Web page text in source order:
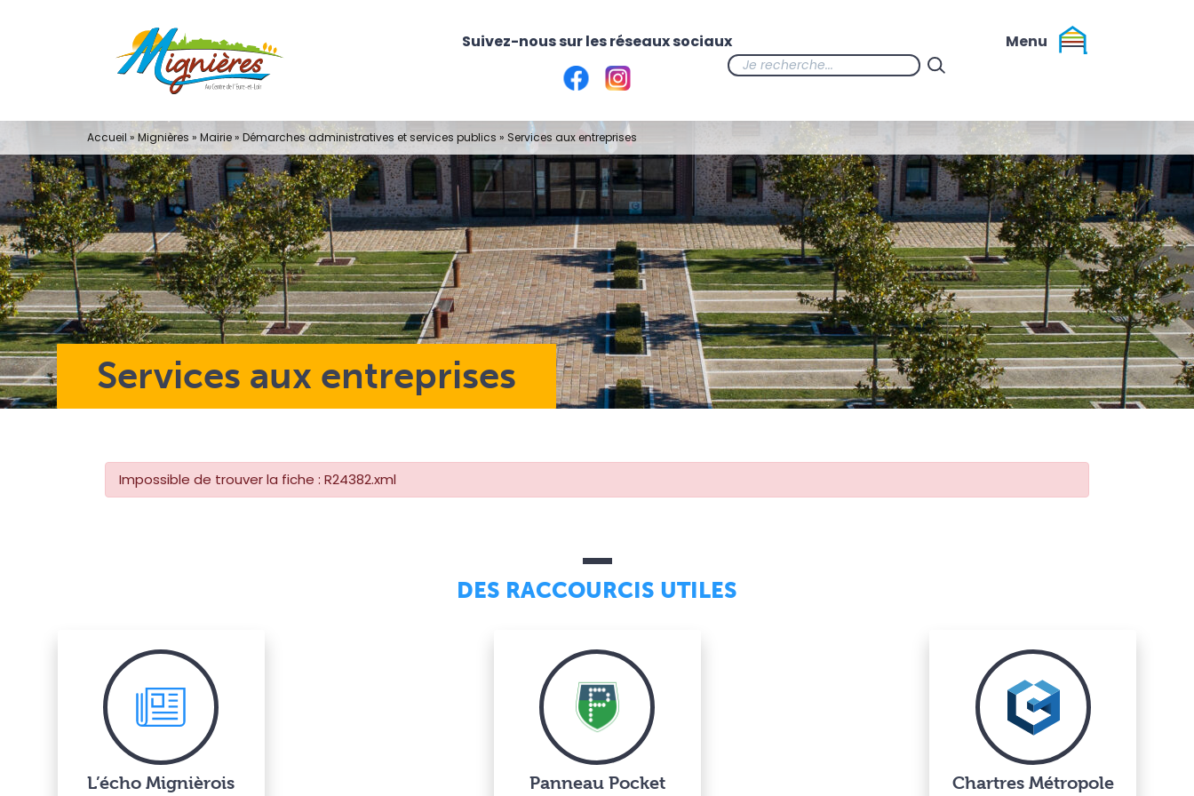
Services aux entreprises
Accueil » Mignières » Mairie» Démarches administratives et services publics » Services aux entreprises
Impossible de trouver la fiche : R24382.xml
DES RACCOURCIS UTILES
L’écho Mignièrois Panneau Pocket Chartres Métropole